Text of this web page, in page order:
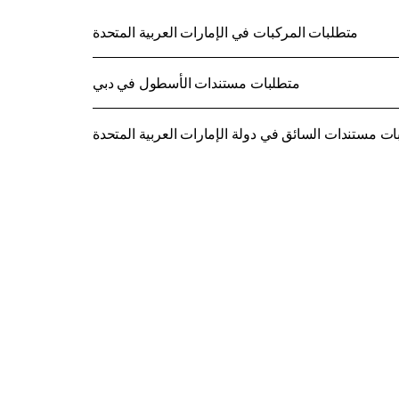
متطلبات المركبات في الإمارات العربية المتحدة
متطلبات مستندات الأسطول في دبي
مستندات السائق في دولة الإمارات العربية المتحدة